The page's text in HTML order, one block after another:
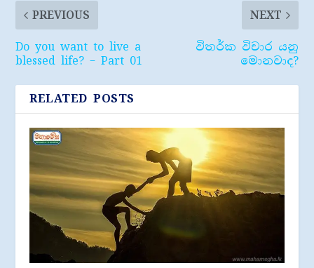
PREVIOUS
Do you want to live a
blessed life? – Part 01
NEXT
විතර්ක විචාර යනු
මොනවාද?
RELATED POSTS